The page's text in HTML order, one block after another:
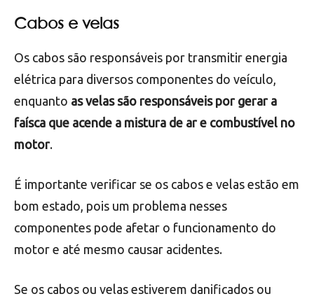
eficiência
Além disso, é importante verificar o nível de óleo
do motor e a qualidade da lubrificação, para
garantir que o motor esteja protegido contra o
desgaste.
Os cabos são responsáveis por transmitir energia
elétrica para diversos componentes do veículo,
enquanto as velas são responsáveis por gerar a
faísca que acende a mistura de ar e combustível no